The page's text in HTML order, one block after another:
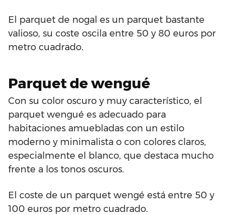
El parquet de nogal es un parquet bastante
valioso, su coste oscila entre 50 y 80 euros por
metro cuadrado.
Parquet de wengué
Con su color oscuro y muy característico, el
parquet wengué es adecuado para
habitaciones amuebladas con un estilo
moderno y minimalista o con colores claros,
especialmente el blanco, que destaca mucho
frente a los tonos oscuros.
El coste de un parquet wengé está entre 50 y
100 euros por metro cuadrado.